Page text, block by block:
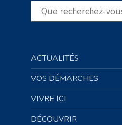
Rechercher
ACTUALITÉS
VOS DÉMARCHES
VIVRE ICI
DÉCOUVRIR